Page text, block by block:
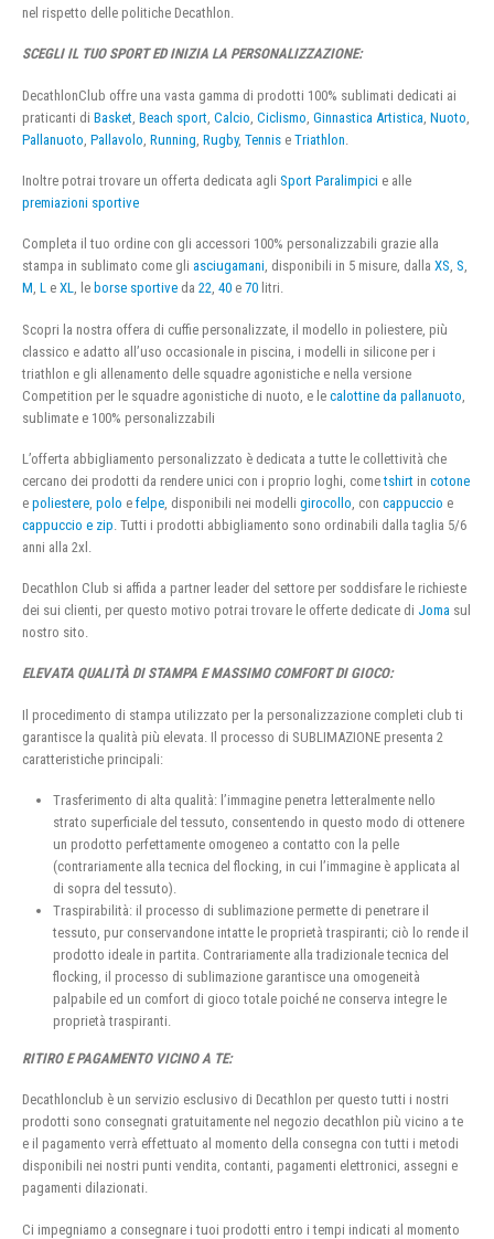
nel rispetto delle politiche Decathlon.
SCEGLI IL TUO SPORT ED INIZIA LA PERSONALIZZAZIONE:
DecathlonClub offre una vasta gamma di prodotti 100% sublimati dedicati ai
praticanti di Basket Beach sport Calcio Ciclismo Ginnastica Artistica Nuoto
Pallanuoto Pallavolo Running Rugby, Tennis e Triathlon
Inoltre potrai trovare un offerta dedicata agli Sport Paralimpici e alle
premiazioni sportive
Completa il tuo ordine con gli accessori 100% personalizzabili grazie alla
stampa in sublimato come gli asciugamani, disponibili in 5 misure, dalla XS, S,
M, L e XL, le borse sportive da 22, 40 e 70 litri.
Scopri la nostra offera di cuffie personalizzate, il modello in poliestere, più
classico e adatto all’uso occasionale in piscina, i modelli in silicone per i
triathlon e gli allenamento delle squadre agonistiche e nella versione
Competition per le squadre agonistiche di nuoto, e le calottine da pallanuoto
sublimate e 100% personalizzabili
L’offerta abbigliamento personalizzato è dedicata a tutte le collettività che
cercano dei prodotti da rendere unici con i proprio loghi, cometshirt in cotone
e poliestere polo e felpe , disponibili nei modelli girocollo , con cappuccio e
cappuccio e zip . Tutti i prodotti abbigliamento sono ordinabili dalla taglia 5/6
anni alla 2xl.
Decathlon Club si affida a partner leader del settore per soddisfare le richieste
dei sui clienti, per questo motivo potrai trovare le offerte dedicate di Joma sul
nostro sito.
ELEVATA QUALITÀ DI STAMPA E MASSIMO COMFORT DI GIOCO:
Il procedimento di stampa utilizzato per la personalizzazione completi club ti
garantisce la qualità più elevata. Il processo di SUBLIMAZIONE presenta 2
caratteristiche principali:
Trasferimento di alta qualità: l’immagine penetra letteralmente nello
strato superficiale del tessuto, consentendo in questo modo di ottenere
un prodotto perfettamente omogeneo a contatto con la pelle
(contrariamente alla tecnica del flocking, in cui l’immagine è applicata al
di sopra del tessuto).
Traspirabilità: il processo di sublimazione permette di penetrare il
tessuto, pur conservandone intatte le proprietà traspiranti; ciò lo rende il
prodotto ideale in partita. Contrariamente alla tradizionale tecnica del
flocking, il processo di sublimazione garantisce una omogeneità
palpabile ed un comfort di gioco totale poiché ne conserva integre le
proprietà traspiranti.
RITIRO E PAGAMENTO VICINO A TE:
Decathlonclub è un servizio esclusivo di Decathlon per questo tutti i nostri
prodotti sono consegnati gratuitamente nel negozio decathlon più vicino a te
e il pagamento verrà effettuato al momento della consegna con tutti i metodi
disponibili nei nostri punti vendita, contanti, pagamenti elettronici, assegni e
pagamenti dilazionati.
Ci impegniamo a consegnare i tuoi prodotti entro i tempi indicati al momento